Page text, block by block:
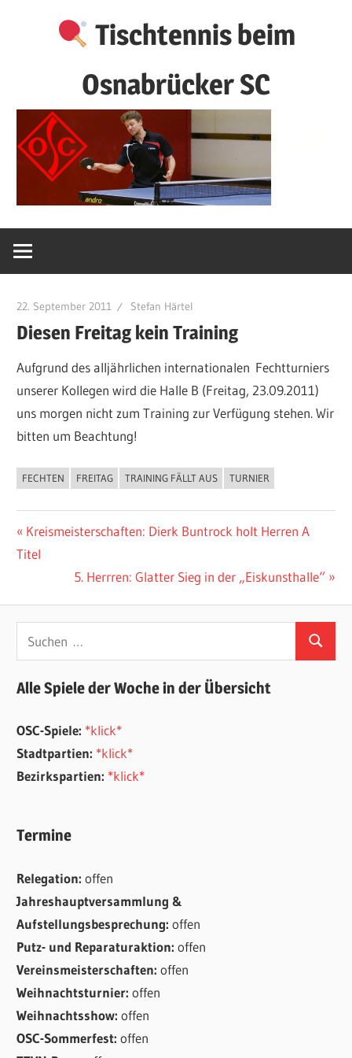
Tischtennis beim
Osnabrücker SC
22. September 2011 Stefan Härtel
Diesen Freitag kein Training
Aufgrund des alljährlichen internationalen Fechtturniers
unserer Kollegen wird die Halle B (Freitag, 23.09.2011)
uns morgen nicht zum Training zur Verfügung stehen. Wir
bitten um Beachtung!
ALLGEMEIN
FECHTEN FREITAG TRAINING FÄLLT AUS TURNIER
Beitragsnavigation
Vorheriger
Beitrag:
Kreismeisterschaften: Dierk Buntrock holt Herren A
Titel
Nächster
5. Herrren: Glatter Sieg in der „Eiskunsthalle“
Suchen
Alle Spiele der Woche in der Übersicht
OSC-Spiele: *klick*
Stadtpartien: *klick*
Bezirkspartien: *klick*
Termine
Relegation:offen
Jahreshauptversammlung &
Aufstellungsbesprechung:offen
Putz- und Reparaturaktion:offen
Vereinsmeisterschaften:offen
Weihnachtsturnier:offen
Weihnachtsshow:offen
OSC-Sommerfest:offen